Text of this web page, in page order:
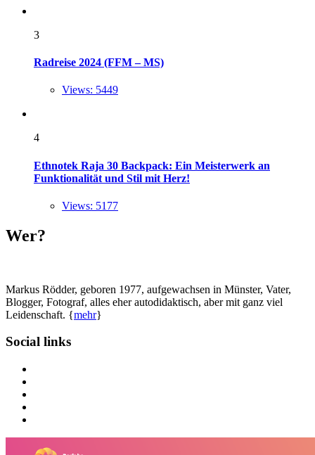
3
Radreise 2024 (FFM – MS)
Views: 5449
4
Ethnotek Raja 30 Backpack: Ein Meisterwerk an
Funktionalität und Stil mit Herz!
Views: 5177
Wer?
Markus Rödder, geboren 1977, aufgewachsen in Münster, Vater,
Blogger, Fotograf, alles eher autodidaktisch, aber mit ganz viel
Leidenschaft. {mehr}
Social links